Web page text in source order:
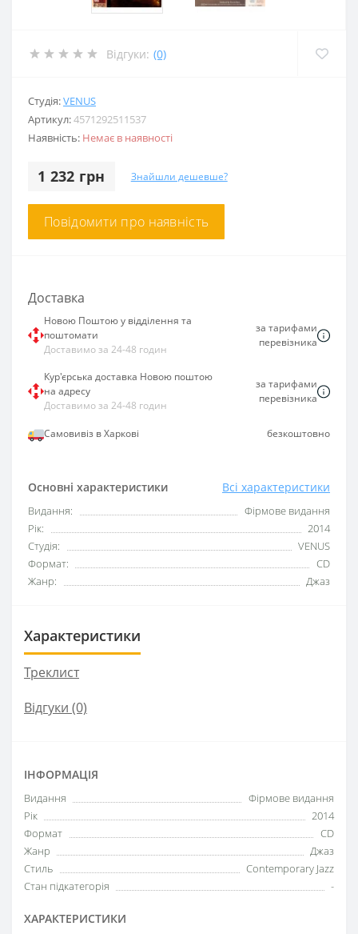
Відгуки: (0)
Студія:VENUS
Артикул:4571292511537
Наявність: Немає в наявності
1 232 грн Знайшли дешевше?
Повідомити про наявність
Основні характеристики Всі характеристики
Видання:
Фірмове видання
Рік:
2014
Студія:
VENUS
Формат:
CD
Жанр:
Джаз
Доставка
Новою Поштою у відділення та
поштомати
Доставимо за 24-48 годин
за тарифами
перевізника
Кур'єрська доставка Новою поштою
на адресу
Доставимо за 24-48 годин
за тарифами
перевізника
Самовивіз в Харкові безкоштовно
Характеристики
Треклист
Відгуки (0)
ІНФОРМАЦІЯ
Видання
Фірмове видання
Рік
2014
Формат
CD
Жанр
Джаз
Стиль
Contemporary Jazz
Стан підкатегорія
-
ХАРАКТЕРИСТИКИ